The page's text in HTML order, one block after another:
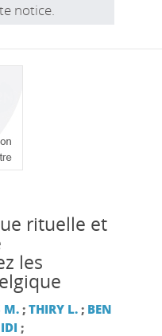
notice.
rituelle et
les
M.; THIRY L.; BEN
IDI ;